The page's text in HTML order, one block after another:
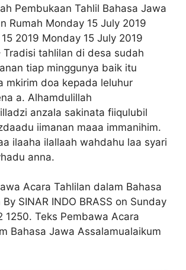
Pembukaan Tahlil Bahasa Jawa
Rumah Monday 15 July 2019
2019 Monday 15 July 2019
Tradisi tahlilan di desa sudah
tiap minggunya baik itu
mkirim doa kepada leluhur
a. Alhamdulillah
anzala sakinata fiiqulubil
iimanan maaa immanihim.
ilaaha ilallaah wahdahu laa syari
anna.
Acara Tahlilan dalam Bahasa
SINAR INDO BRASS on Sunday
1250. Teks Pembawa Acara
Bahasa Jawa Assalamualaikum